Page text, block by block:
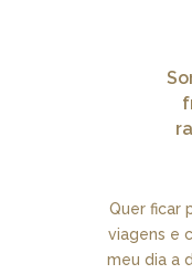
Quer ficar
viagens e
meu dia a